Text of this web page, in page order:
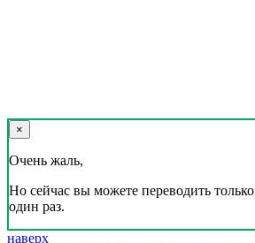
×
Очень жаль,
Но сейчас вы можете переводить только
один раз.
наверх